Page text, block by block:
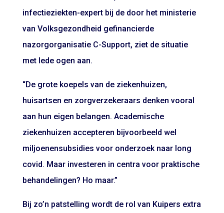
infectieziekten-expert bij de door het ministerie
van Volksgezondheid gefinancierde
nazorgorganisatie C-Support, ziet de situatie
met lede ogen aan.
“De grote koepels van de ziekenhuizen,
huisartsen en zorgverzekeraars denken vooral
aan hun eigen belangen. Academische
ziekenhuizen accepteren bijvoorbeeld wel
miljoenensubsidies voor onderzoek naar long
covid. Maar investeren in centra voor praktische
behandelingen? Ho maar.”
Bij zo’n patstelling wordt de rol van Kuipers extra